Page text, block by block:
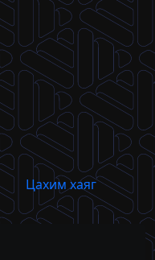
Цахим хаяг